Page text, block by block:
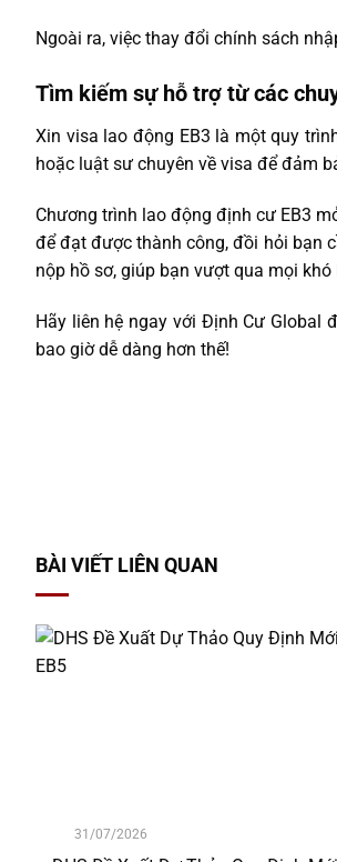
Ngoài ra, việc thay đổi chính sách
Tìm kiếm sự hỗ trợ từ các
Xin visa lao động EB3 là một quy
hoặc luật sư chuyên về visa để đảm
Chương trình lao động định cư EB3
để đạt được thành công, đồi hỏi bạn
nộp hồ sơ, giúp bạn vượt qua mọi
Hãy liên hệ ngay với Định Cư Global
bao giờ dễ dàng hơn thế!
BÀI VIẾT LIÊN QUAN
31/07/2026